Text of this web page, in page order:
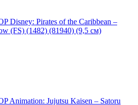
Disney: Pirates of the Caribbean –
(FS) (1482) (81940) (9,5 см)
Animation: Jujutsu Kaisen – Satoru